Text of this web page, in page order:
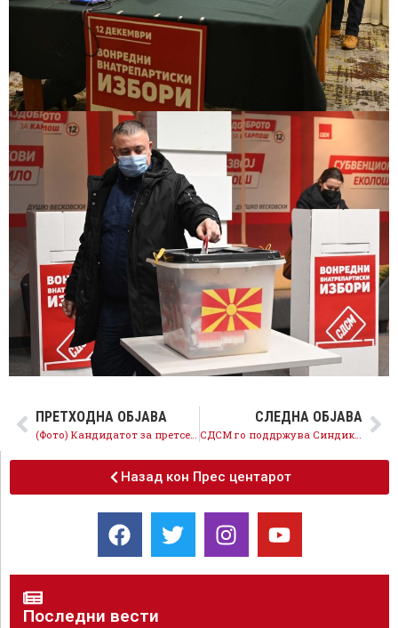
ПРЕТХОДНА ОБЈАВА
(Фото) Кандидатот за претседател на СДСМ Јован Деспотовски гласаше на вонредните внатрепартиски избори на СДСМ во општина Карпош
СЛЕДНА ОБЈАВА
СДСМ го поддржува Синдикатот и се бори за работничките права, недела станува неработен ден, минималната плата ќе расте и натаму
Назад кон Прес центарот
Последни вести